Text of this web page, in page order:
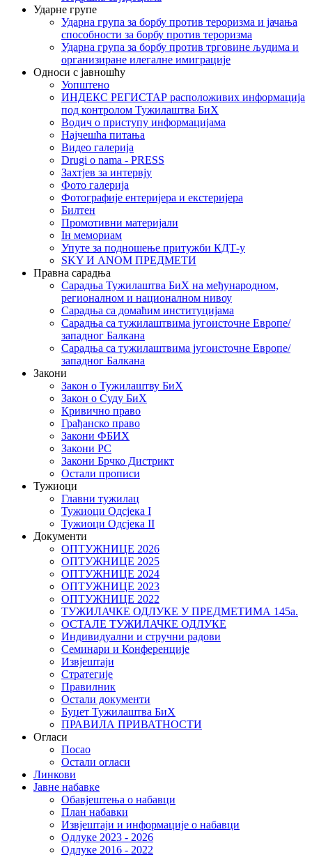
Ударне групе
Ударна група за борбу против тероризма и јачања
способности за борбу против тероризма
Ударна група за борбу против трговине људима и
организиране илегалне имиграције
Односи с јавношћу
Уопштено
ИНДЕКС РЕГИСТАР расположивих информација
под контролом Тужилаштва БиХ
Водич о приступу информацијама
Најчешћа питања
Видео галерија
Drugi o nama - PRESS
Захтјев за интервју
Фото галерија
Фотографије ентеријера и екстеријера
Билтен
Промотивни материјали
Iн мемориам
Упуте за подношење притужби КДТ-у
SKY И ANOM ПРЕДМЕТИ
Правна сарадња
Сарадња Тужилаштва БиХ на међународном,
регионалном и националном нивоу
Сарадња са домаћим институцијама
Сарадња са тужилаштвима југоисточне Европе/
западног Балкана
Сарадња са тужилаштвима југоисточне Европе/
западног Балкана
Закони
Закон о Тужилаштву БиХ
Закон о Суду БиХ
Кривично право
Грађанско право
Закони ФБИХ
Закони РС
Закони Брчко Дистрикт
Остали прописи
Тужиоци
Главни тужилац
Тужиоци Oдсјекa I
Тужиоци Oдсјекa II
Документи
ОПТУЖНИЦЕ 2026
ОПТУЖНИЦЕ 2025
ОПТУЖНИЦЕ 2024
ОПТУЖНИЦЕ 2023
ОПТУЖНИЦЕ 2022
ТУЖИЛАЧКЕ ОДЛУКЕ У ПРЕДМЕТИМА 145а.
ОСТАЛЕ ТУЖИЛАЧКЕ ОДЛУКЕ
Индивидуални и стручни радови
Семинари и Конференције
Извјештаји
Стратегије
Правилник
Остали документи
Буџет Тужилаштва БиХ
ПРАВИЛА ПРИВАТНОСТИ
Огласи
Посао
Остали огласи
Линкови
Јавне набавке
Обавјештења о набавци
План набавки
Извјештаји и информације о набавци
Одлуке 2023 - 2026
Одлуке 2016 - 2022